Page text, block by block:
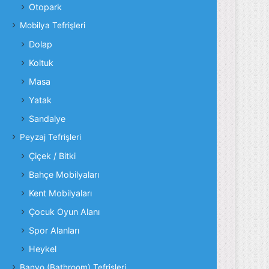
Otopark
Mobilya Tefrişleri
Dolap
Koltuk
Masa
Yatak
Sandalye
Peyzaj Tefrişleri
Çiçek / Bitki
Bahçe Mobilyaları
Kent Mobilyaları
Çocuk Oyun Alanı
Spor Alanları
Heykel